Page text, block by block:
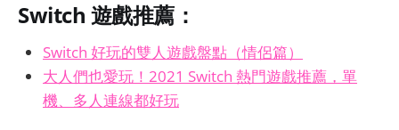
Switch 遊戲推薦：
Switch 好玩的雙人遊戲盤點（情侶篇）
大人們也愛玩！2021 Switch 熱門遊戲推薦，單
機、多人連線都好玩